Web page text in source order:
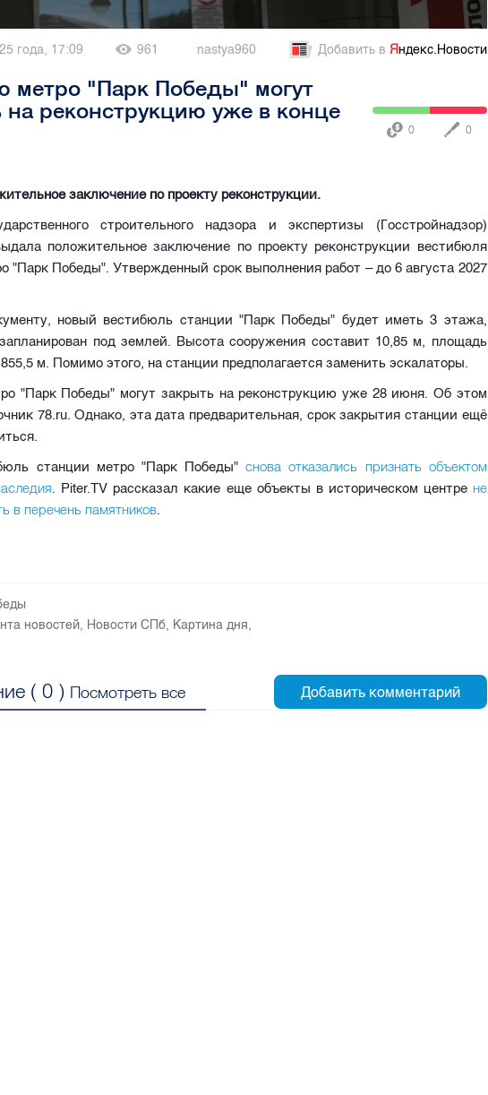
года, 17:09 961 nastya960 Добавить в Яндекс.Новости
метро "Парк Победы" могут
на реконструкцию уже в конце
0 0
заключение по проекту реконструкции.
строительного надзора и экспертизы (Госстройнадзор)
положительное заключение по проекту реконструкции вестибюля
"Парк Победы". Утвержденный срок выполнения работ – до 6 августа 2027
новый вестибюль станции "Парк Победы" будет иметь 3 этажа,
под землей. Высота сооружения составит 10,85 м, площадь
м. Помимо этого, на станции предполагается заменить эскалаторы.
"Парк Победы" могут закрыть на реконструкцию уже 28 июня. Об этом
78.ru. Однако, эта дата предварительная, срок закрытия станции ещё
станции метро "Парк Победы"снова отказались признать объектом
. Piter.TV рассказал какие еще объекты в историческом центре не
в перечень памятников.
новостей, Новости СПб, Картина дня,
(0 ) Посмотреть все